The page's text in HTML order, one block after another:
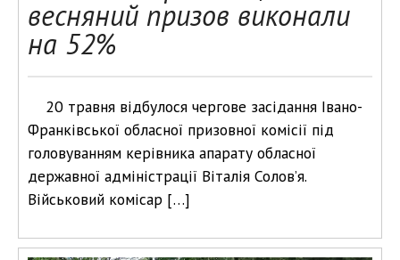
весняний призов виконали
на 52%
20 травня відбулося чергове засідання Івано-
Франківської обласної призовної комісії під
головуванням керівника апарату обласної
державної адміністрації Віталія Солов’я.
Військовий комісар […]